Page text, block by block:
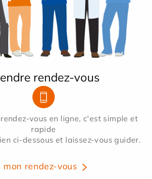
rendez-vous
vous en ligne, c'est simple et
rapide
ci-dessous et laissez-vous guider.
mon rendez-vous